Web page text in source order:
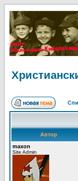
Автор
maxon
Site Admin